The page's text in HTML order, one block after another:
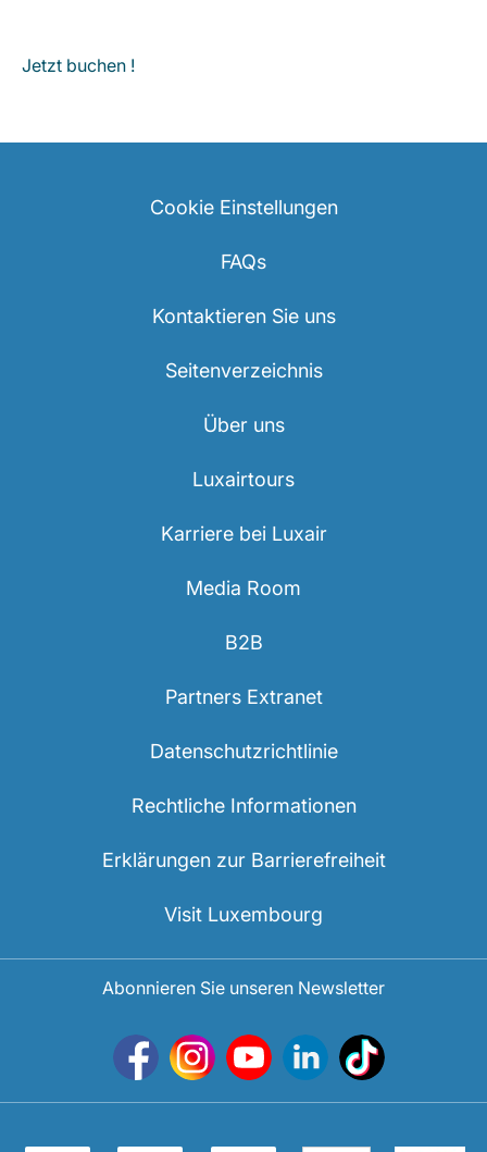
Jetzt buchen !
Cookie Einstellungen
FAQs
Kontaktieren Sie uns
Seitenverzeichnis
Über uns
Luxairtours
Karriere bei Luxair
Media Room
B2B
Partners Extranet
Datenschutzrichtlinie
Rechtliche Informationen
Erklärungen zur Barrierefreiheit
Visit Luxembourg
Abonnieren Sie unseren Newsletter